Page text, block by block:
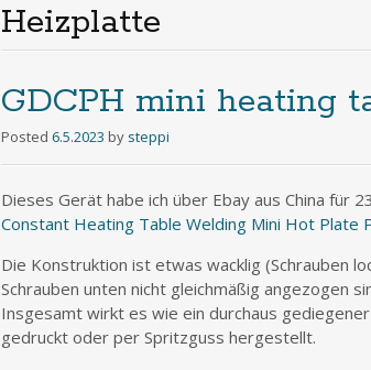
Heizplatte
GDCPH mini heating
Posted 6.5.2023 by steppi
Dieses Gerät habe ich über Ebay aus China für
Constant Heating Table Welding Mini Hot Plate
Die Konstruktion ist etwas wacklig (Schrauben
Schrauben unten nicht gleichmäßig angezogen
Insgesamt wirkt es wie ein durchaus
gedruckt oder per Spritzguss hergestellt.